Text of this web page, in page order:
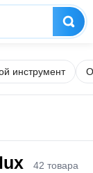
инструмент
42 товара